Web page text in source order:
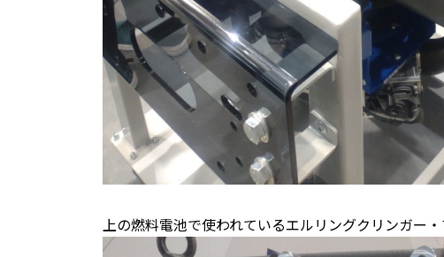
上の燃料電池で使われているエルリングクリンガー